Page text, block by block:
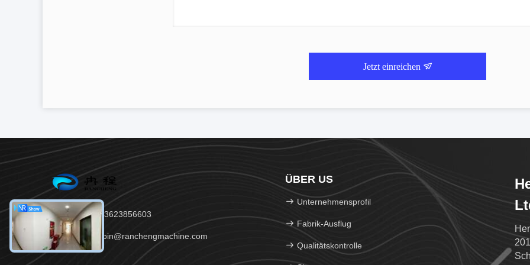
Jetzt einreichen
Tel.：86--13623856603
E-Mail：robin@ranchengmachine.com
ÜBER US
Unternehmensprofil
Fabrik-Ausflug
Qualitätskontrolle